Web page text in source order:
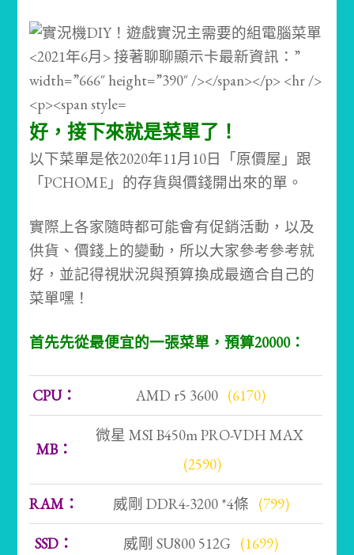
好，接下來就是菜單了！
以下菜單是依2020年11月10日「原價屋」跟
「PCHOME」的存貨與價錢開出來的單。
實際上各家隨時都可能會有促銷活動，以及
供貨、價錢上的變動，所以大家參考參考就
好，並記得視狀況與預算換成最適合自己的
菜單嘿！
首先先從最便宜的一張菜單，預算20000：
CPU： AMD r5 3600 (6170)
MB：
微星 MSI B450m PRO-VDH MAX
(2590)
RAM：
威剛 DDR4-3200 *4條 (799)
SSD：
威剛 SU800 512G (1699)